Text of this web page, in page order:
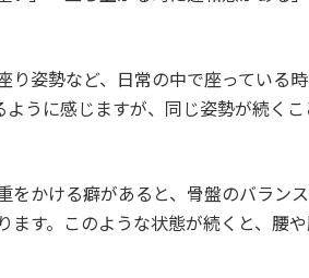
り姿勢など、日常の中で座っている
ように感じますが、同じ姿勢が続く
をかける癖があると、骨盤のバラン
ます。このような状態が続くと、腰